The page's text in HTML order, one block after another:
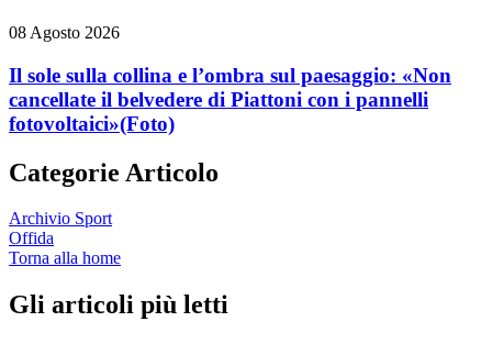
08 Agosto 2026
Il sole sulla collina e l’ombra sul paesaggio: «Non
cancellate il belvedere di Piattoni con i pannelli
fotovoltaici»(Foto)
Categorie Articolo
Archivio Sport
Offida
Torna alla home
Gli articoli più letti